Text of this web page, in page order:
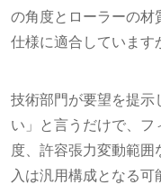
の角度とローラーの材
仕様に適合しています
技術部門が要望を提
い」と言うだけで、フ
度、許容張力変動範
入は汎用構成となる